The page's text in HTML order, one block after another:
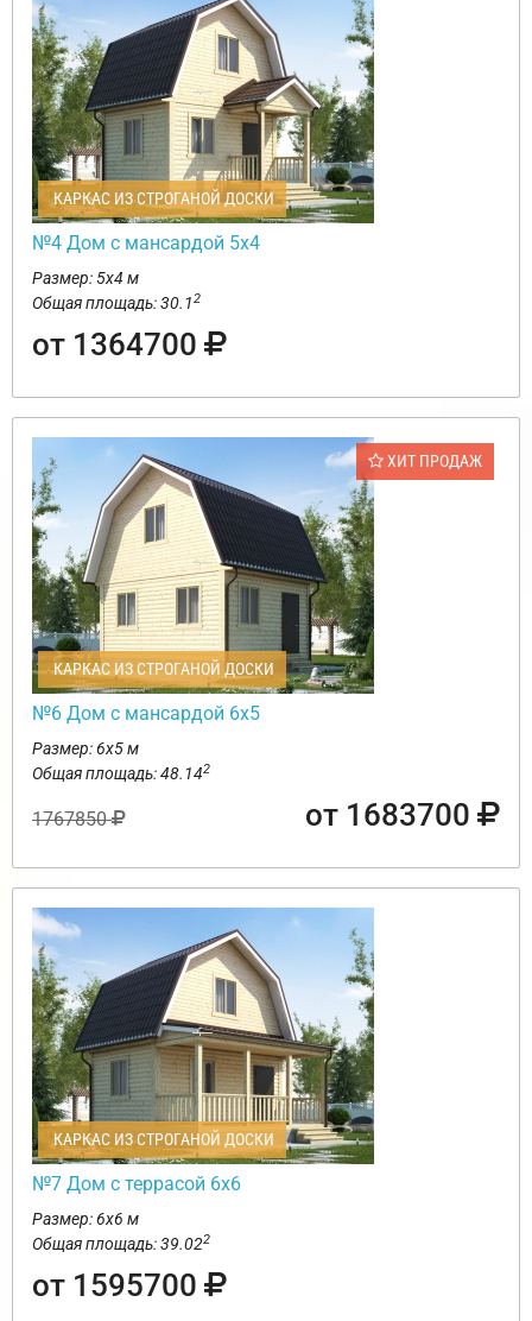
КАРКАС ИЗ СТРОГАНОЙ ДОСКИ
№4 Дом с мансардой 5х4
Размер: 5х4 м
Общая площадь: 30.12
от 1364700
ХИТ ПРОДАЖ
КАРКАС ИЗ СТРОГАНОЙ ДОСКИ
№6 Дом с мансардой 6х5
Размер: 6х5 м
Общая площадь: 48.142
1767850 от 1683700
КАРКАС ИЗ СТРОГАНОЙ ДОСКИ
№7 Дом с террасой 6х6
Размер: 6х6 м
Общая площадь: 39.022
от 1595700